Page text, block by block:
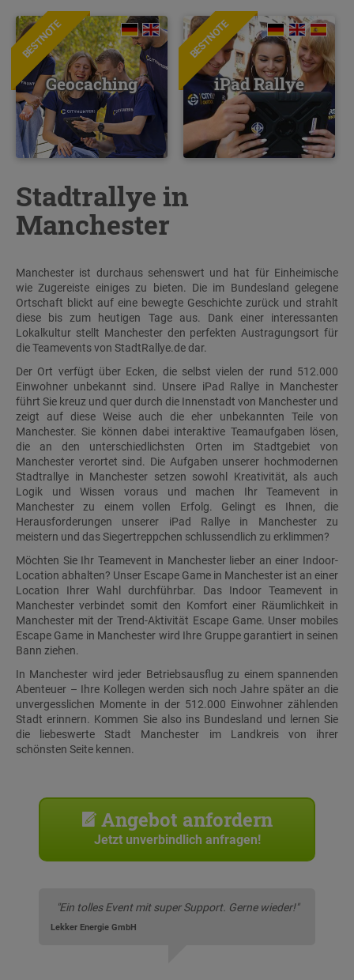
BESTNOTE
Geocaching
BESTNOTE
iPad Rallye
Stadtrallye in
Manchester
Manchester ist durchaus sehenswert und hat für Einheimische
wie Zugereiste einiges zu bieten. Die im Bundesland gelegene
Ortschaft blickt auf eine bewegte Geschichte zurück und strahlt
diese bis zum heutigen Tage aus. Dank einer interessanten
Lokalkultur stellt Manchester den perfekten Austragungsort für
die Teamevents von StadtRallye.de dar.
Der Ort verfügt über Ecken, die selbst vielen der rund 512.000
Einwohner unbekannt sind. Unsere iPad Rallye in Manchester
führt Sie kreuz und quer durch die Innenstadt von Manchester und
zeigt auf diese Weise auch die eher unbekannten Teile von
Manchester. Sie können dabei interaktive Teamaufgaben lösen,
die an den unterschiedlichsten Orten im Stadtgebiet von
Manchester verortet sind. Die Aufgaben unserer hochmodernen
Stadtrallye in Manchester setzen sowohl Kreativität, als auch
Logik und Wissen voraus und machen Ihr Teamevent in
Manchester zu einem vollen Erfolg. Gelingt es Ihnen, die
Herausforderungen unserer iPad Rallye in Manchester zu
meistern und das Siegertreppchen schlussendlich zu erklimmen?
Möchten Sie Ihr Teamevent in Manchester lieber an einer Indoor-
Location abhalten? Unser Escape Game in Manchester ist an einer
Location Ihrer Wahl durchführbar. Das Indoor Teamevent in
Manchester verbindet somit den Komfort einer Räumlichkeit in
Manchester mit der Trend-Aktivität Escape Game. Unser mobiles
Escape Game in Manchester wird Ihre Gruppe garantiert in seinen
Bann ziehen.
In Manchester wird jeder Betriebsausflug zu einem spannenden
Abenteuer – Ihre Kollegen werden sich noch Jahre später an die
unvergesslichen Momente in der 512.000 Einwohner zählenden
Stadt erinnern. Kommen Sie also ins Bundesland und lernen Sie
die liebeswerte Stadt Manchester im Landkreis von ihrer
schönsten Seite kennen.
Angebot anfordern
Jetzt unverbindlich anfragen!
"Ein tolles Event mit super Support. Gerne wieder!"
Lekker Energie GmbH